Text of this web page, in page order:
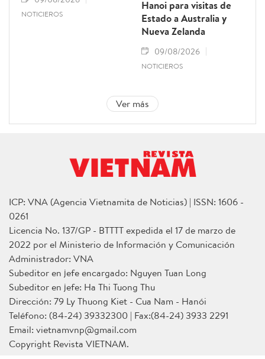
NOTICIEROS
Hanoi para visitas de
Estado a Australia y
Nueva Zelanda
09/08/2026
NOTICIEROS
Ver más
ICP: VNA (Agencia Vietnamita de Noticias) | ISSN: 1606 -
0261
Licencia No. 137/GP - BTTTT expedida el 17 de marzo de
2022 por el Ministerio de Información y Comunicación
Administrador: VNA
Subeditor en jefe encargado: Nguyen Tuan Long
Subeditor en jefe: Ha Thi Tuong Thu
Dirección: 79 Ly Thuong Kiet - Cua Nam - Hanói
Teléfono: (84-24) 39332300 | Fax:(84-24) 3933 2291
Email: vietnamvnp@gmail.com
Copyright Revista VIETNAM.